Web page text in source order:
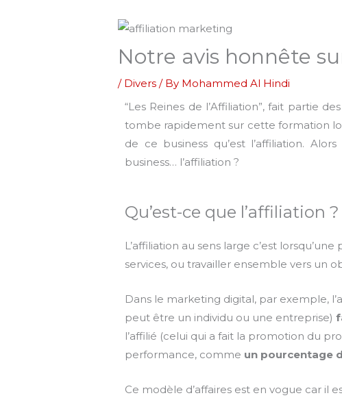
Notre avis honnête
/ Divers / By Mohammed Al Hindi
“Les Reines de l’Affiliation”,fait partie
tombe rapidement sur cette formation
de ce business qu’est l’affiliation. Alors
business… l’affiliation ?
Qu’est-ce que l’affiliation ?
L’affiliation au sens large c’est
services, ou travailler ensemble vers un
Dans le marketing digital, par exemple,
peut être un individu ou une entreprise)
l’affilié (celui qui a fait la promotion du
performance, comme un pourcentage
Ce modèle d’affaires est en vogue car il